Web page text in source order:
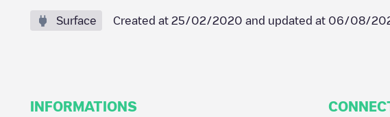
Surface Created at 25/02/2020 and updated at 06/08/
INFORMATIONS